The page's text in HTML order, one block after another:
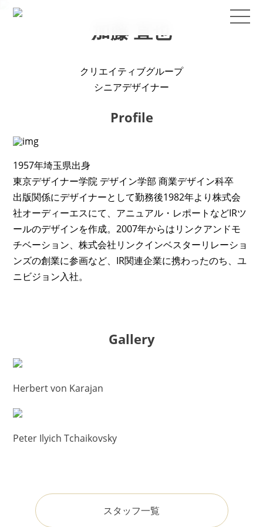
加藤 直也
クリエイティブグループ
シニアデザイナー
Profile
1957年埼玉県出身
東京デザイナー学院 デザイン学部 商業デザイン科卒
出版関係にデザイナーとして勤務後1982年より株式会
社オーディーエスにて、アニュアル・レポートなどIRツ
ールのデザインを作成。2007年からはリンクアンドモ
チベーション、株式会社リンクインベスターリレーショ
ンズの創業に参画など、IR関連企業に携わったのち、ユ
ニビジョン入社。
Gallery
Herbert von Karajan
Peter Ilyich Tchaikovsky
スタッフ一覧